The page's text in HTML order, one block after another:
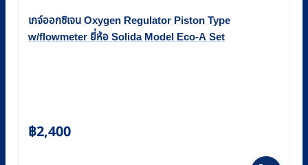
เกจ์ออกซิเจน Oxygen Regulator Piston Type
w/flowmeter ยี่ห้อ Solida Model Eco-A Set
฿2,400